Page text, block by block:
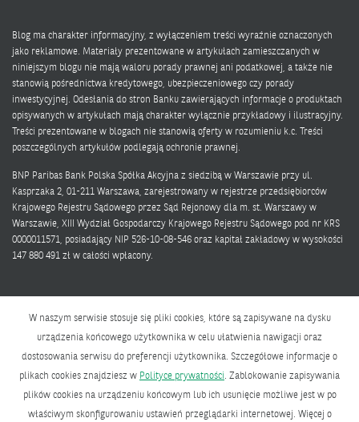
Blog ma charakter informacyjny, z wyłączeniem treści wyraźnie oznaczonych
jako reklamowe. Materiały prezentowane w artykułach zamieszczanych w
niniejszym blogu nie mają waloru porady prawnej ani podatkowej, a także nie
stanowią pośrednictwa kredytowego, ubezpieczeniowego czy porady
inwestycyjnej. Odesłania do stron Banku zawierających informacje o produktach
opisywanych w artykułach mają charakter wyłącznie przykładowy i ilustracyjny.
Treści prezentowane w blogach nie stanowią oferty w rozumieniu k.c. Treści
poszczególnych artykułów podlegają ochronie prawnej.
BNP Paribas Bank Polska Spółka Akcyjna z siedzibą w Warszawie przy ul.
Kasprzaka 2, 01-211 Warszawa, zarejestrowany w rejestrze przedsiębiorców
Krajowego Rejestru Sądowego przez Sąd Rejonowy dla m. st. Warszawy w
Warszawie, XIII Wydział Gospodarczy Krajowego Rejestru Sądowego pod nr KRS
0000011571, posiadający NIP 526-10-08-546 oraz kapitał zakładowy w wysokości
147 880 491 zł w całości wpłacony.
Polityka prywatności
Bank zmieniającego się świata
W naszym serwisie stosuje się pliki cookies, które są zapisywane na dysku
urządzenia końcowego użytkownika w celu ułatwienia nawigacji oraz
dostosowania serwisu do preferencji użytkownika. Szczegółowe informacje o
plikach cookies znajdziesz w Polityce prywatności. Zablokowanie zapisywania
plików cookies na urządzeniu końcowym lub ich usunięcie możliwe jest w po
właściwym skonfigurowaniu ustawień przeglądarki internetowej. Więcej o